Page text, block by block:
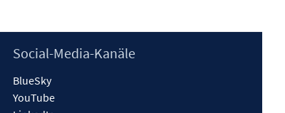
Social-Media-Kanäle
BlueSky
YouTube